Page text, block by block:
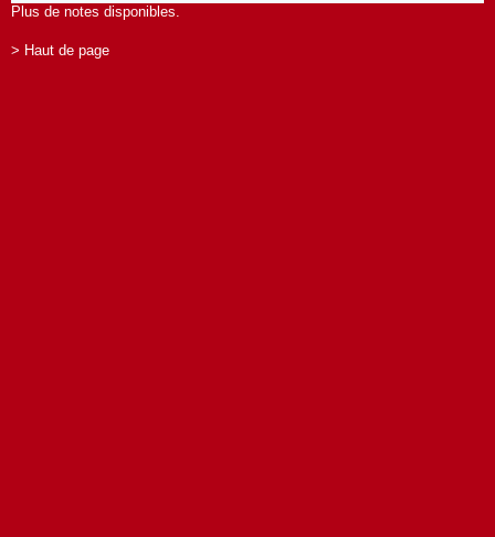
Plus de notes disponibles.
> Haut de page